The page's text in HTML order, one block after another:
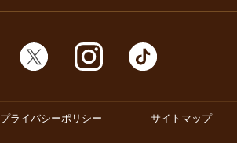
プライバシーポリシー サイトマップ